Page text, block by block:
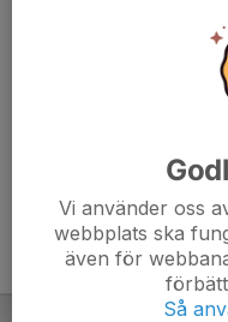
Vi använder oss
webbplats ska
även för
Så